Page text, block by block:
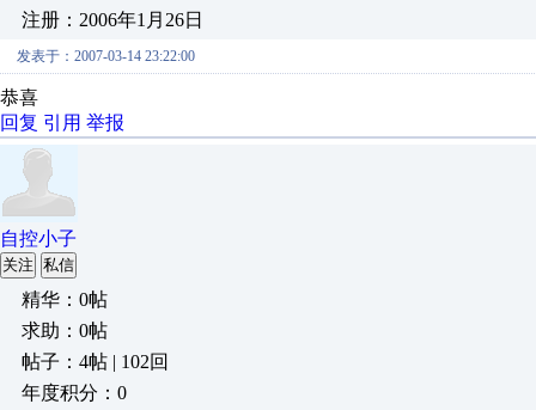
注册：2006年1月26日
发表于：2007-03-14 23:22:00
恭喜
回复 引用 举报
自控小子
关注 私信
精华：0帖
求助：0帖
帖子：4帖 | 102回
年度积分：0